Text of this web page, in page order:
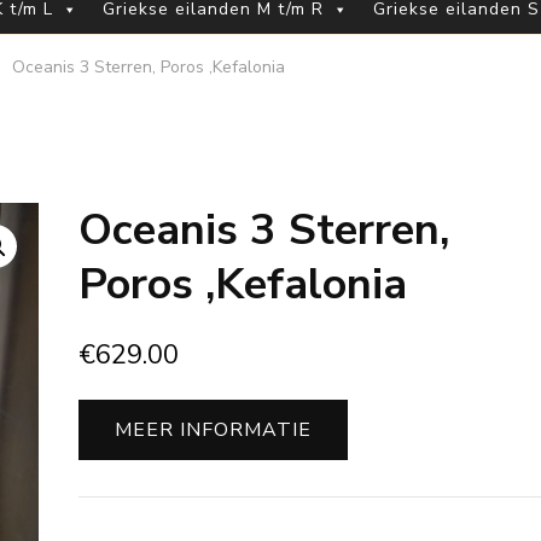
t/m L Griekse eilanden M t/m R Griekse eilanden
Oceanis 3 Sterren, Poros ,Kefalonia
Oceanis 3 Sterren,
Poros ,Kefalonia
€629.00
MEER INFORMATIE